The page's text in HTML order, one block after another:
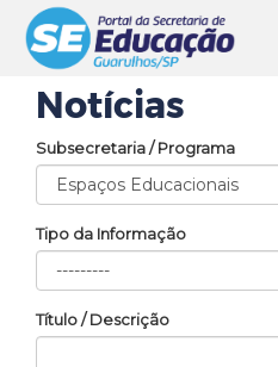
Notícias
Subsecretaria / Programa
Tipo da Informação
Título / Descrição